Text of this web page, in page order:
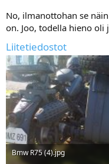
No, ilmanottohan se
on. Joo, todella hieno oli
Liitetiedostot
Bmw R75 (4).jpg